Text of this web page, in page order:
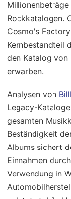
Rockkatalogen.
Cosmo's
Kernbestandteil
den Katalog von
erwarben.
Analysen von
Legacy-
gesamten
Beständigkeit
Albums sichert
Einnahmen
Verwendung in